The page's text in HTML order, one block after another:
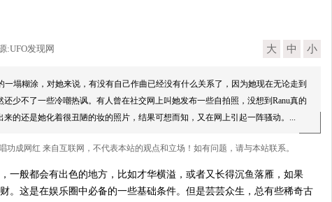
:UFO发现网 大 中 小
一塌糊涂，对她来说，有没有自己作曲已经没有什么关系了，因为她现在无论走到
少不了一些冷嘲热讽。有人曾在社交网上叫她发布一些自拍照，没想到Ranu真的
来的还是她化着很丑陋的妆的照片，结果可想而知，又在网上引起一阵骚动。...
功成网红 来自互联网，不代表本站的观点和立场！如有问题，请与本站联系。
一般都会有出色的地方，比如才华横溢，或者又长得沉鱼落雁，如果
。这是在娱乐圈中必备的一些基础条件。但是芸芸众生，总有些稀奇古